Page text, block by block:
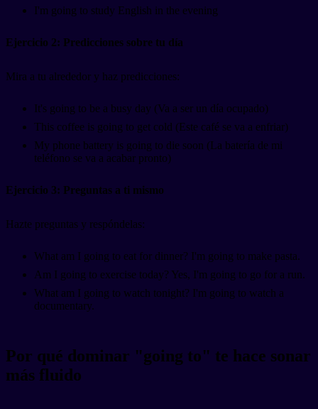
I'm going to study English in the evening
Ejercicio 2: Predicciones sobre tu día
Mira a tu alrededor y haz predicciones:
It's going to be a busy day (Va a ser un día ocupado)
This coffee is going to get cold (Este café se va a enfriar)
My phone battery is going to die soon (La batería de mi
teléfono se va a acabar pronto)
Ejercicio 3: Preguntas a ti mismo
Hazte preguntas y respóndelas:
What am I going to eat for dinner? I'm going to make pasta.
Am I going to exercise today? Yes, I'm going to go for a run.
What am I going to watch tonight? I'm going to watch a
documentary.
Por qué dominar "going to" te hace sonar
más fluido